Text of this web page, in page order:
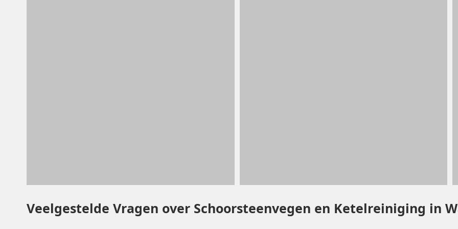
Veelgestelde Vragen over Schoorsteenvegen en Ketelreiniging in